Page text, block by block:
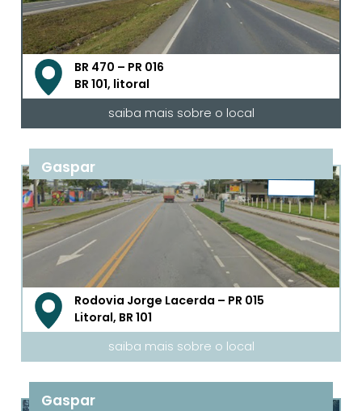
BR 470 – PR 016
BR 101, litoral
saiba mais sobre o local
Gaspar
Rodovia Jorge Lacerda – PR 015
Litoral, BR 101
saiba mais sobre o local
Gaspar